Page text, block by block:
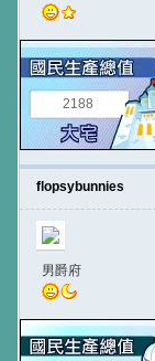
2188
flopsybunnies
男爵府